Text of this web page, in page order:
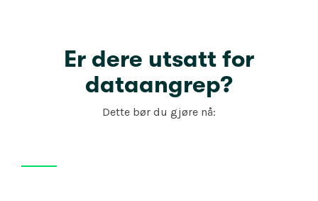
Er dere utsatt for
dataangrep?
Dette bør du gjøre nå: